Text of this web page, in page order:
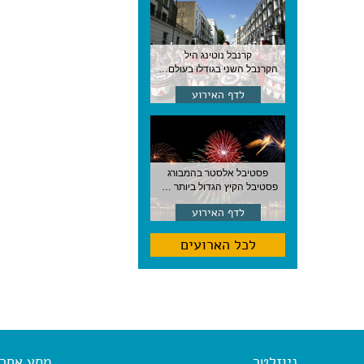
קרנבל נוטינג היל
הקרנבל השני בגודלו בעולם, עם מוזיקה, תהלוכות ותחפושות. לונדון
לדף האירוע
פסטיבל אלסטר בהמבורג
פסטיבל הקיץ הגדול ביותר בהמבורג, סוף אוגוסט, גרמניה
לדף האירוע
לכל הארועים